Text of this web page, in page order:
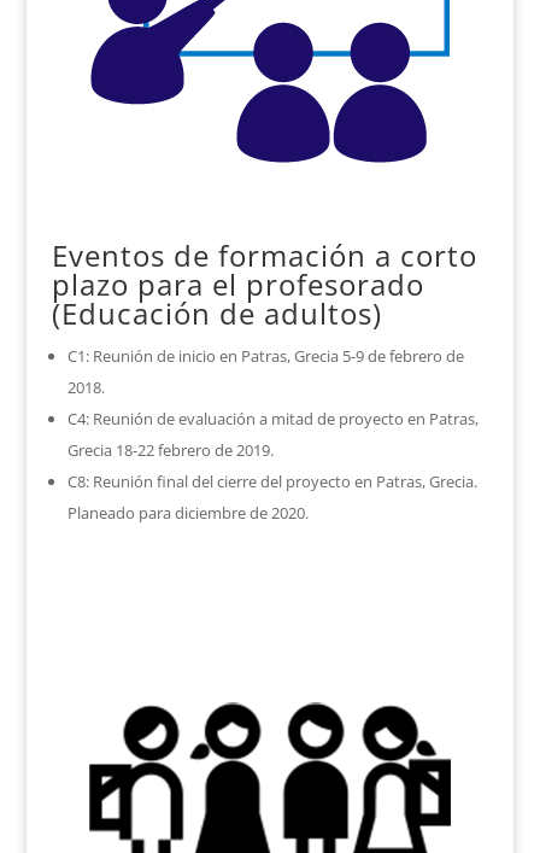
Eventos de formación a corto
plazo para el profesorado
(Educación de adultos)
C1: Reunión de inicio en Patras, Grecia 5-9 de febrero de
2018.
C4: Reunión de evaluación a mitad de proyecto en Patras,
Grecia 18-22 febrero de 2019.
C8: Reunión final del cierre del proyecto en Patras, Grecia.
Planeado para diciembre de 2020.